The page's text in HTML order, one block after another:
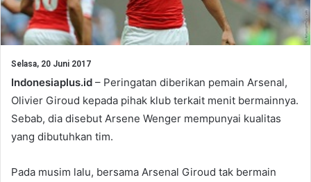
Selasa, 20 Juni 2017
Indonesiaplus.id – Peringatan diberikan pemain Arsenal,
Olivier Giroud kepada pihak klub terkait menit bermainnya.
Sebab, dia disebut Arsene Wenger mempunyai kualitas
yang dibutuhkan tim.
Pada musim lalu, bersama Arsenal Giroud tak bermain